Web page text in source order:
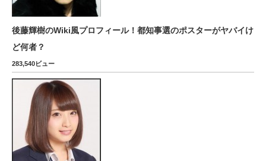
後藤輝樹のWiki風プロフィール！都知事選のポスターがヤバイけ
ど何者？
283,540ビュー